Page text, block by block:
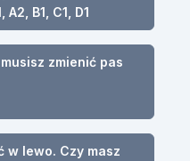
B1, C1, D1
zmienić pas
w lewo. Czy masz